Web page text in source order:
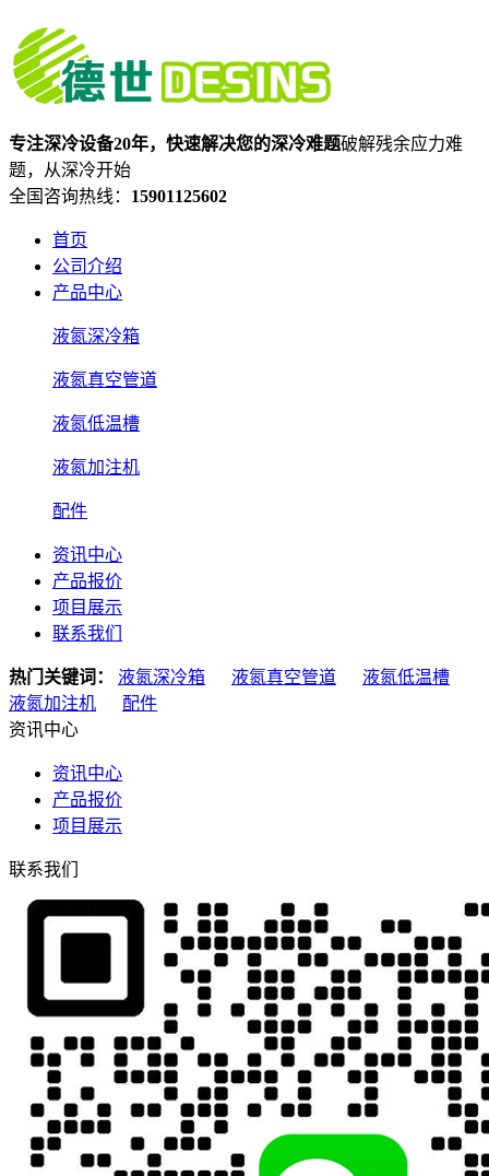
专注深冷设备20年，快速解决您的深冷难题破解残余应力难
题，从深冷开始
全国咨询热线： 15901125602
首页
公司介绍
产品中心
液氮深冷箱
液氮真空管道
液氮低温槽
液氮加注机
配件
资讯中心
产品报价
项目展示
联系我们
热门关键词： 液氮深冷箱 液氮真空管道
液氮低温槽
液氮加注机
配件
资讯中心
资讯中心
产品报价
项目展示
联系我们